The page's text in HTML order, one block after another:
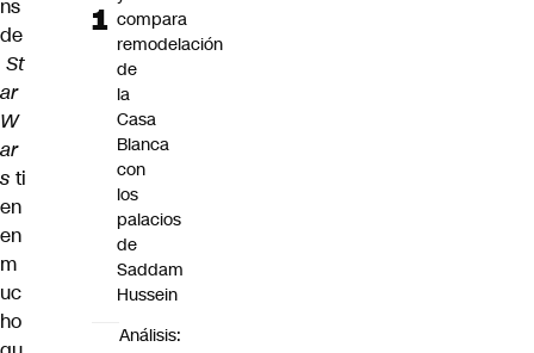
ns
de
St
ar
W
ar
s ti
en
en
m
uc
ho
compara
remodelación
de
la
Casa
Blanca
con
los
palacios
de
Saddam
Hussein
Análisis: